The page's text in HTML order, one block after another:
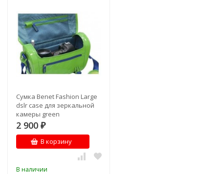
Сумка Benet Fashion Large
dslr case для зеркальной
камеры green
2 900 ₽
В корзину
В наличии